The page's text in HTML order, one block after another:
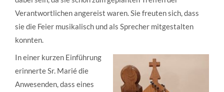
Verantwortlichen angereist waren. Sie freuten sich, dass
sie die Feier musikalisch und als Sprecher mitgestalten
konnten.
In einer kurzen Einführung
erinnerte Sr. Marié die
Anwesenden, dass eines